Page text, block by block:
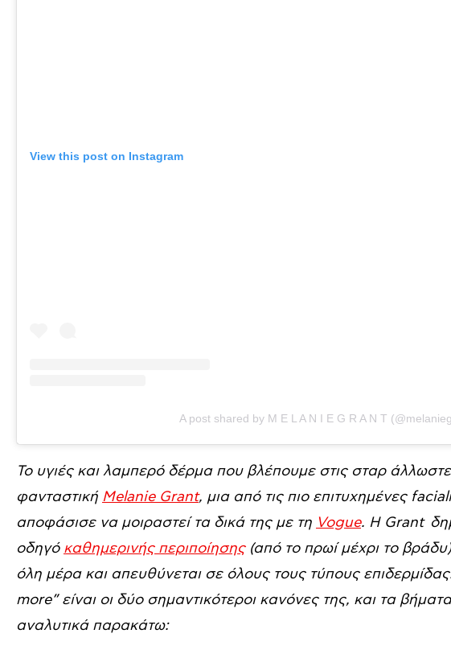
View this post on Instagram
A post shared by M E L A N I E G R A N T
Το υγιές και λαμπερό δέρμα που βλέπουμε στις σταρ άλλωστε
φανταστική Melanie Grant, μια από τις πιο επιτυχημένες
αποφάσισε να μοιραστεί τα δικά της με τη Vogue. Η Grant
οδηγό καθημερινής περιποίησης(από το πρωί μέχρι το
όλη μέρα και απευθύνεται σε όλους τους τύπους
more” είναι οι δύο σημαντικότεροι κανόνες της, και τα
αναλυτικά παρακάτω: